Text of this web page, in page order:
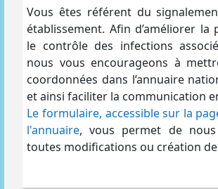
Vous êtes référent du
établissement. Afin d’améliorer la
le contrôle des infections
nous vous encourageons à
coordonnées dans l’annuaire
et ainsi faciliter la communication
Le formulaire, accessible sur la
l'annuaire, vous permet de
toutes modifications ou création